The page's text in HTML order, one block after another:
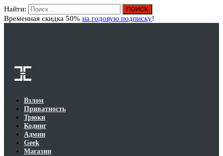
Найти:
Временная скидка 50% на годовую подписку!
Взлом
Приватность
Трюки
Кодинг
Админ
Geek
Магазин